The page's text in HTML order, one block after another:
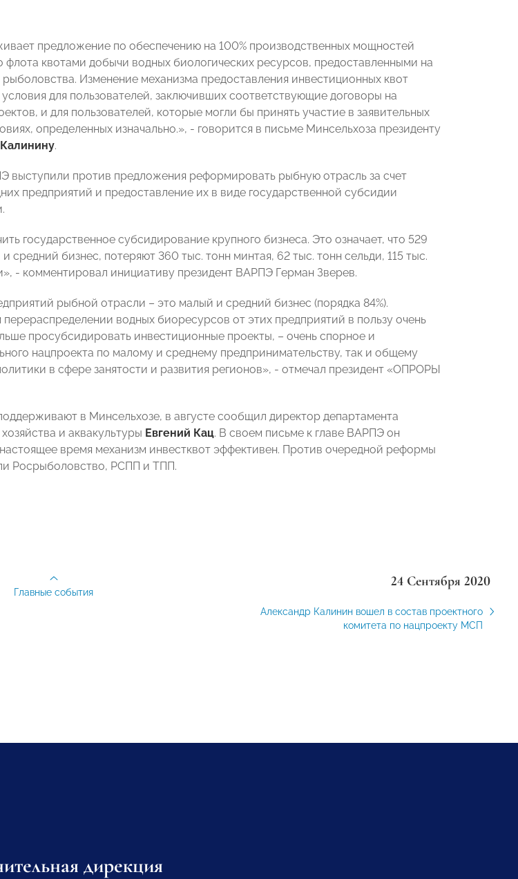
предложение по обеспечению на 100% производственных мощностей
квотами добычи водных биологических ресурсов, предоставленными на
Изменение механизма предоставления инвестиционных квот
для пользователей, заключивших соответствующие договоры на
и для пользователей, которые могли бы принять участие в заявительных
определенных изначально.», - говорится в письме Минсельхоза президенту
.
против предложения реформировать рыбную отрасль за счет
предприятий и предоставление их в виде государственной субсидии
государственное субсидирование крупного бизнеса. Это означает, что 529
средний бизнес, потеряют 360 тыс. тонн минтая, 62 тыс. тонн сельди, 115 тыс.
- комментировал инициативу президент ВАРПЭ Герман Зверев.
рыбной отрасли – это малый и средний бизнес (порядка 84%).
водных биоресурсов от этих предприятий в пользу очень
просубсидировать инвестиционные проекты, – очень спорное и
нацпроекта по малому и среднему предпринимательству, так и общему
в сфере занятости и развития регионов», - отмечал президент «ОПРОРЫ
в Минсельхозе, в августе сообщил директор департамента
и аквакультуры Евгений Кац. В своем письме к главе ВАРПЭ он
время механизм инвестквот эффективен. Против очередной реформы
Росрыболовство, РСПП и ТПП.
24 Сентября 2020
Александр Калинин вошел в состав проектного
комитета по нацпроекту МСП
Главные события
дирекция